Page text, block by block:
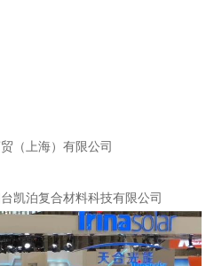
（上海）有限公司
凯泊复合材料科技有限公司